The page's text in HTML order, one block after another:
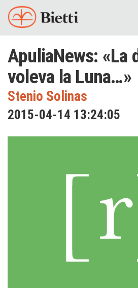
ApuliaNews: «La
voleva la Luna…»
Stenio Solinas
2015-04-14 13:24:05